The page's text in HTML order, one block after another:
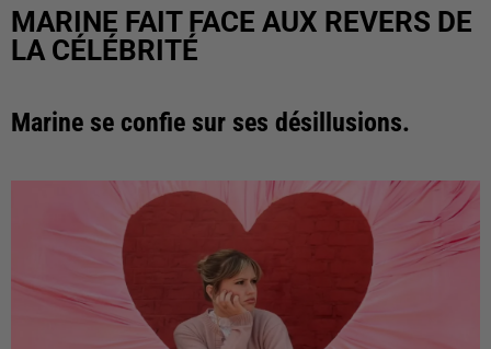
MARINE FAIT FACE AUX REVERS DE
LA CÉLÉBRITÉ
Marine se confie sur ses désillusions.